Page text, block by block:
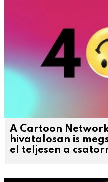
A Cartoon
hivatalosan is
el teljesen a